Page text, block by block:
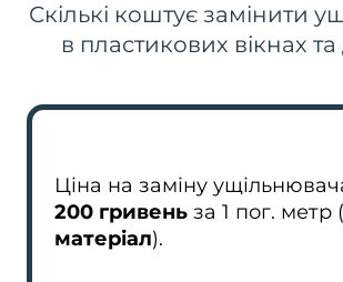
Скількі коштує замінити
в пластикових вікнах
Ціна на заміну
200 гривень за 1 пог. метр (
матеріал).